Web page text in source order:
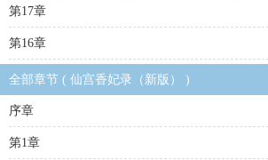
第17章
第16章
全部章节 ( 仙宫香妃录（新版） )
序章
第1章